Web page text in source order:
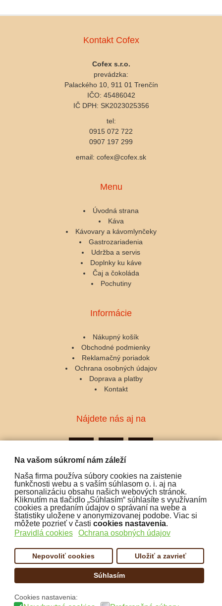
Na vašom súkromí nám záleží
Naša firma používa súbory cookies na zaistenie
funkčnosti webu a s vaším súhlasom o. i. aj na
personalizáciu obsahu našich webových stránok.
Kliknutím na tlačidlo „Súhlasím“ súhlasíte s využívaním
cookies a predaním údajov o správaní na webe a
štatistiky uložene v anonymizovanej podobe. Viac si
môžete pozrieť v časti cookies nastavenia.
Pravidlá cookies
Ochrana osobných údajov
Nepovoliť cookies Uložiť a zavrieť
Súhlasím
Cookies nastavenia:
Kontakt Cofex
Cofex s.r.o.
prevádzka:
Palackého 10, 911 01 Trenčín
IČO: 45486042
IČ DPH: SK2023025356
tel:
0915 072 722
0907 197 299
email: cofex@cofex.sk
Menu
Úvodná strana
Káva
Kávovary a kávomlynčeky
Gastrozariadenia
Udržba a servis
Doplnky ku káve
Čaj a čokoláda
Pochutiny
Informácie
Nákupný košík
Obchodné podmienky
Reklamačný poriadok
Ochrana osobných údajov
Doprava a platby
Kontakt
Nájdete nás aj na
Podporujeme platby: